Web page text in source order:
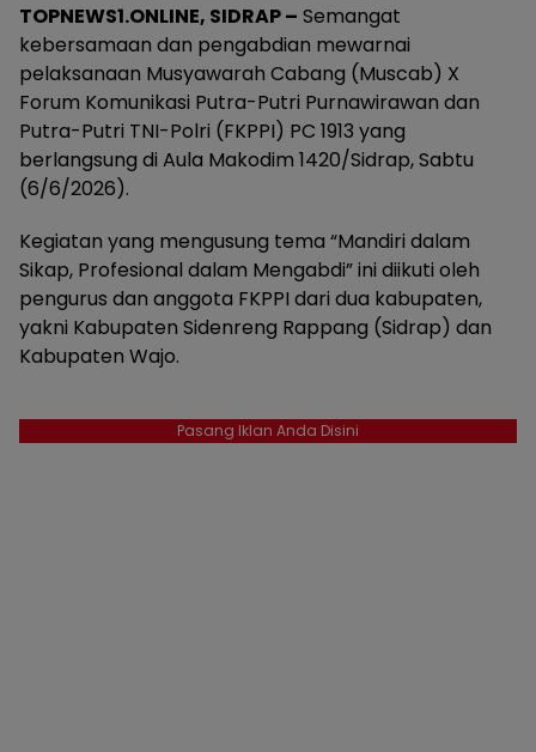
TOPNEWS1.ONLINE, SIDRAP – Semangat
kebersamaan dan pengabdian mewarnai
pelaksanaan Musyawarah Cabang (Muscab) X
Forum Komunikasi Putra-Putri Purnawirawan dan
Putra-Putri TNI-Polri (FKPPI) PC 1913 yang
berlangsung di Aula Makodim 1420/Sidrap, Sabtu
(6/6/2026).
Kegiatan yang mengusung tema “Mandiri dalam
Sikap, Profesional dalam Mengabdi” ini diikuti oleh
pengurus dan anggota FKPPI dari dua kabupaten,
yakni Kabupaten Sidenreng Rappang (Sidrap) dan
Kabupaten Wajo.
Pasang Iklan Anda Disini